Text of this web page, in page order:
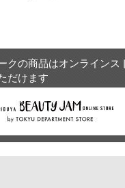
クの商品はオンラインス
だけます